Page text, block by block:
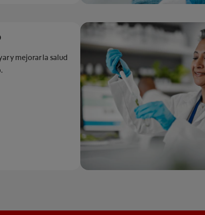
y mejorar la salud